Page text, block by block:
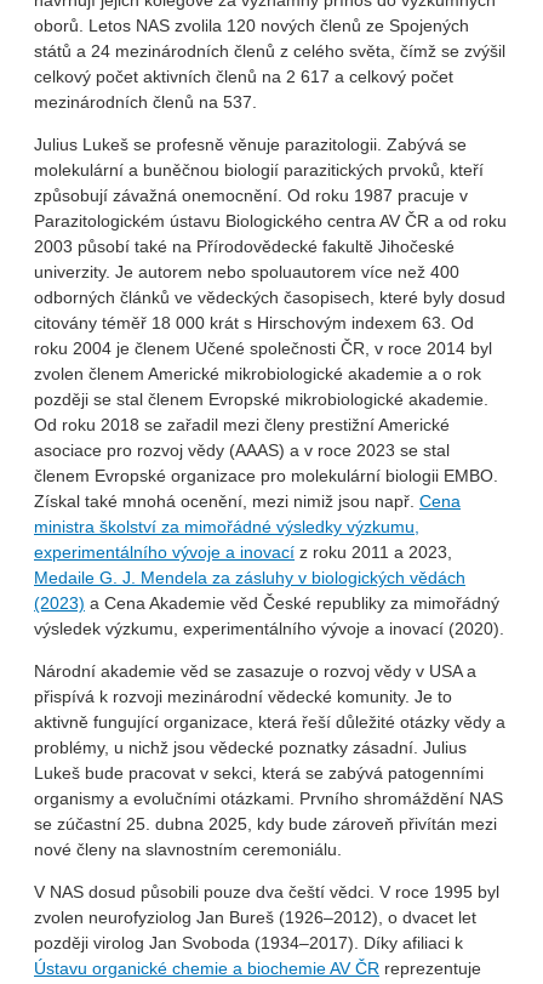
oborů. Letos NAS zvolila 120 nových členů ze Spojených
států a 24 mezinárodních členů z celého světa, čímž se zvýšil
celkový počet aktivních členů na 2 617 a celkový počet
mezinárodních členů na 537.
Julius Lukeš se profesně věnuje parazitologii. Zabývá se
molekulární a buněčnou biologií parazitických prvoků, kteří
způsobují závažná onemocnění. Od roku 1987 pracuje v
Parazitologickém ústavu Biologického centra AV ČR a od roku
2003 působí také na Přírodovědecké fakultě Jihočeské
univerzity. Je autorem nebo spoluautorem více než 400
odborných článků ve vědeckých časopisech, které byly dosud
citovány téměř 18 000 krát s Hirschovým indexem 63. Od
roku 2004 je členem Učené společnosti ČR, v roce 2014 byl
zvolen členem Americké mikrobiologické akademie a o rok
později se stal členem Evropské mikrobiologické akademie.
Od roku 2018 se zařadil mezi členy prestižní Americké
asociace pro rozvoj vědy (AAAS) a v roce 2023 se stal
členem Evropské organizace pro molekulární biologii EMBO.
Získal také mnohá ocenění, mezi nimiž jsou např. Cena
ministra školství za mimořádné výsledky výzkumu,
experimentálního vývoje a inovací z roku 2011 a 2023,
Medaile G. J. Mendela za zásluhy v biologických vědách
(2023) a Cena Akademie věd České republiky za mimořádný
výsledek výzkumu, experimentálního vývoje a inovací (2020).
Národní akademie věd se zasazuje o rozvoj vědy v USA a
přispívá k rozvoji mezinárodní vědecké komunity. Je to
aktivně fungující organizace, která řeší důležité otázky vědy a
problémy, u nichž jsou vědecké poznatky zásadní. Julius
Lukeš bude pracovat v sekci, která se zabývá patogenními
organismy a evolučními otázkami. Prvního shromáždění NAS
se zúčastní 25. dubna 2025, kdy bude zároveň přivítán mezi
nové členy na slavnostním ceremoniálu.
V NAS dosud působili pouze dva čeští vědci. V roce 1995 byl
zvolen neurofyziolog Jan Bureš (1926–2012), o dvacet let
později virolog Jan Svoboda (1934–2017). Díky afiliaci k
Ústavu organické chemie a biochemie AV ČR reprezentuje